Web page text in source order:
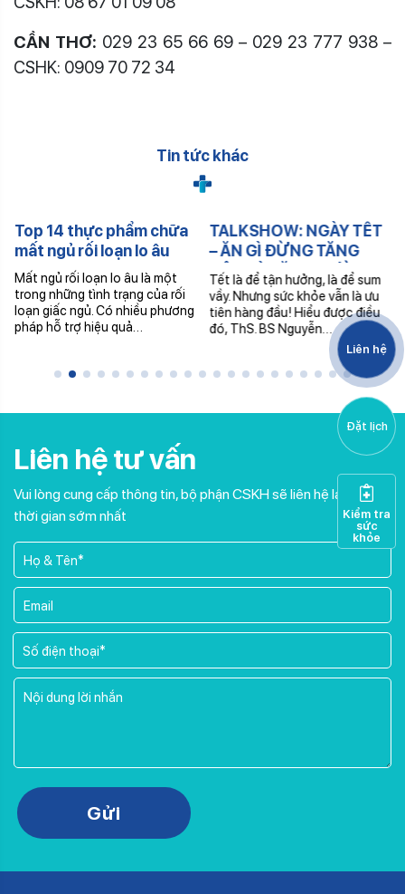
CẦN THƠ: 029 23 65 66 69 – 029 23 777 938 –
CSHK: 0909 70 72 34
Tin tức khác
Top 14 thực phẩm chữa
mất ngủ rối loạn lo âu
Mất ngủ rối loạn lo âu là một
trong những tình trạng của rối
loạn giấc ngủ. Có nhiều phương
pháp hỗ trợ hiệu quả…
TALKSHOW: NGÀY TẾT
– ĂN GÌ ĐỪNG TĂNG
CÂN VÀ TĂNG ĐƯỜNG
HUYẾT
Tết là để tận hưởng, là để sum
vầy. Nhưng sức khỏe vẫn là ưu
tiên hàng đầu! Hiểu được điều
đó, ThS. BS Nguyễn…
Liên hệ tư vấn
Vui lòng cung cấp thông tin, bộ phận CSKH sẽ liên hệ lại trong
thời gian sớm nhất
Please leave this field empty.
Gửi
Liên hệ
Đặt lịch
Kiểm tra
sức
khỏe